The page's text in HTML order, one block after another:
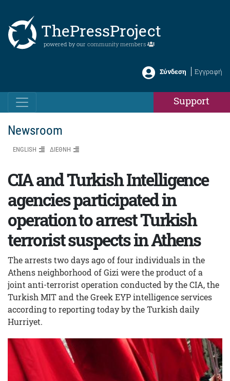
ThePressProject
powered by our community members
Σύνδεση Εγγραφή
Support
Newsroom
ENGLISH ΔΙΕΘΝΗ
CIA and Turkish Intelligence
agencies participated in
operation to arrest Turkish
terrorist suspects in Athens
The arrests two days ago of four individuals in the
Athens neighborhood of Gizi were the product of a
joint anti-terrorist operation conducted by the CIA, the
Turkish MIT and the Greek EYP intelligence services
according to reporting today by the Turkish daily
Hurriyet.